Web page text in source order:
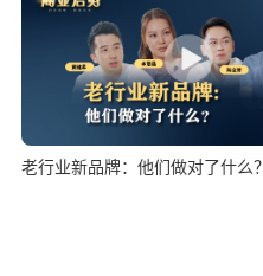
老行业新品牌：他们做对了什么？